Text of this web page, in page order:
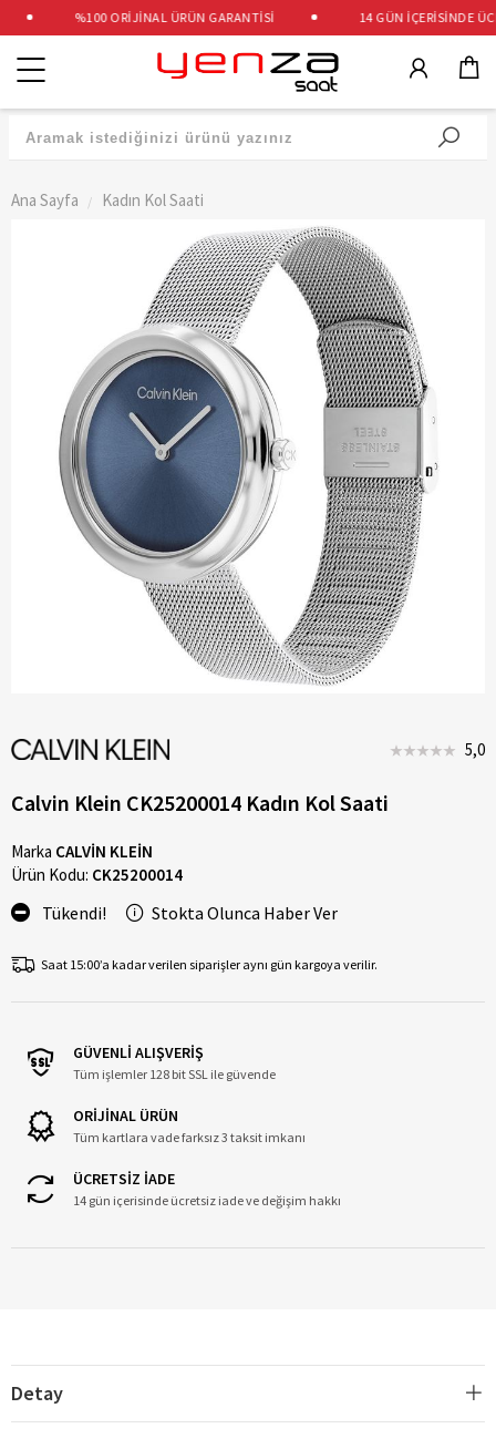
%100 ORİJİNAL ÜRÜN GARANTİSİ 14 GÜN İÇERİSİNDE
Kategoriler
Ana Sayfa Kadın Kol Saati
5,0
Calvin Klein CK25200014 Kadın Kol Saati
Marka CALVİN KLEİN
Ürün Kodu: CK25200014
Tükendi! Stokta Olunca Haber Ver
Saat 15:00’a kadar verilen siparişler aynı gün kargoya verilir.
GÜVENLİ ALIŞVERİŞ
Tüm işlemler 128 bit SSL ile güvende
ORİJİNAL ÜRÜN
Tüm kartlara vade farksız 3 taksit imkanı
ÜCRETSİZ İADE
14 gün içerisinde ücretsiz iade ve değişim hakkı
Detay